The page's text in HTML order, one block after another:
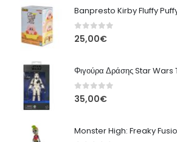
0out of 5
25,00€
0out of 5
35,00€